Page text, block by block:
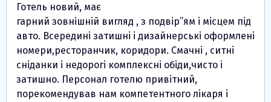
Готель новий, має
гарний зовнішній вигляд , з подвір”ям і місцем під
авто. Всередині затишні і дизайнерські оформлені
номери,ресторанчик, коридори. Смачні , ситні
сніданки і недорогі комплексні обіди,чисто і
затишно. Персонал готелю привітний,
порекомендував нам компетентного лікаря і